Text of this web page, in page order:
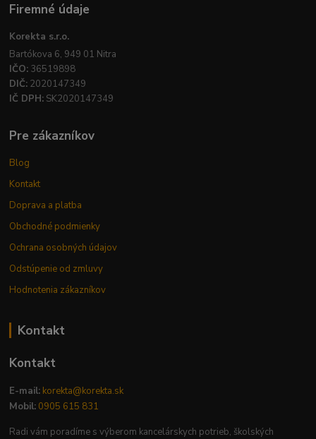
Firemné údaje
Korekta s.r.o.
Bartókova 6, 949 01 Nitra
IČO: 36519898
DIČ: 2020147349
IČ DPH: SK2020147349
Pre zákazníkov
Blog
Kontakt
Doprava a platba
Obchodné podmienky
Ochrana osobných údajov
Odstúpenie od zmluvy
Hodnotenia zákazníkov
Kontakt
Kontakt
E-mail: korekta@korekta.sk
Mobil: 0905 615 831
Radi vám poradíme s výberom kancelárskych potrieb, školských